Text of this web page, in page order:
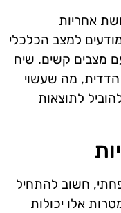
אחריות
למצב הכלכלי
מצבים קשים. שיח
מה שעשוי
לתוצאות
חשוב להתחיל
אלו יכולות